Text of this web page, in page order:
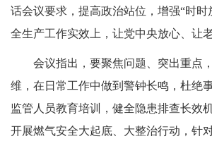
话会议要求，提高政治站位，增强“时
全生产工作实效上，让党中央放心、让
会议指出，要聚焦问题、突出重点
维，在日常工作中做到警钟长鸣，杜绝
监管人员教育培训，健全隐患排查长效
开展燃气安全大起底、大整治行动，针